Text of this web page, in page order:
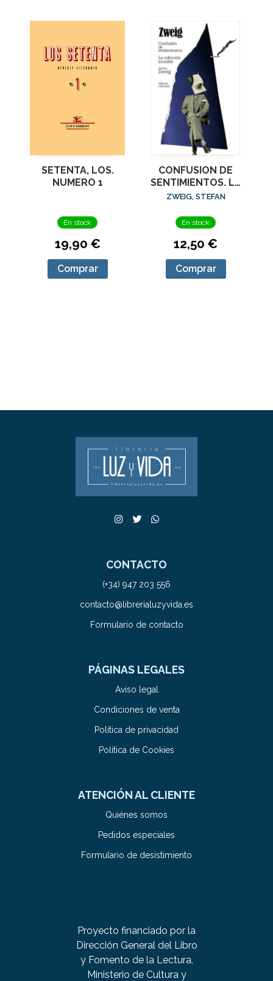
SETENTA, LOS.
NUMERO 1
En stock
19,90 €
Comprar
CONFUSION DE
SENTIMIENTOS. LA
COLECCION
ZWEIG, STEFAN
En stock
12,50 €
Comprar
CONTACTO
(+34) 947 203 556
contacto@librerialuzyvida.es
Formulario de contacto
PÁGINAS LEGALES
Aviso legal
Condiciones de venta
Política de privacidad
Política de Cookies
ATENCIÓN AL CLIENTE
Quiénes somos
Pedidos especiales
Formulario de desistimiento
Proyecto financiado por la
Dirección General del Libro
y Fomento de la Lectura,
Ministerio de Cultura y